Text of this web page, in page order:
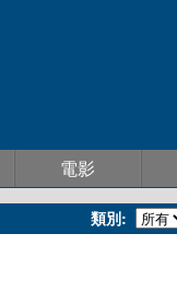
電影
類別: